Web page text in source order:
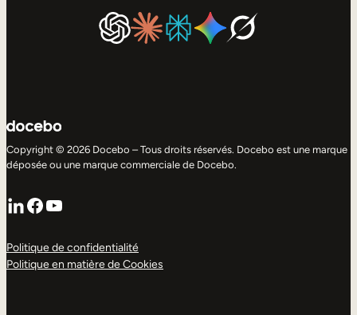
Copyright © 2026 Docebo – Tous droits réservés. Docebo est une marque
déposée ou une marque commerciale de Docebo.
LinkedIn
Facebook
YouTube
Politique de confidentialité
Politique en matière de Cookies